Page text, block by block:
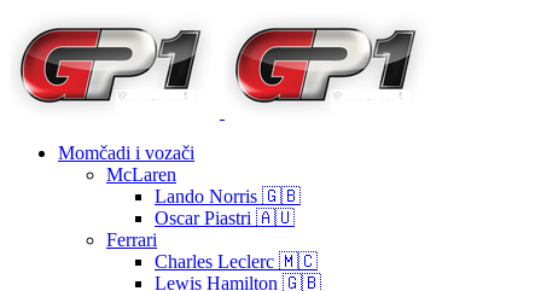
Momčadi i vozači
McLaren
Lando Norris 🇬🇧
Oscar Piastri 🇦🇺
Ferrari
Charles Leclerc 🇲🇨
Lewis Hamilton 🇬🇧